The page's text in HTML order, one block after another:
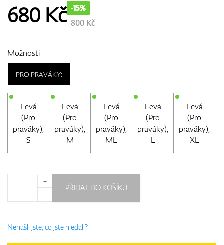
680 Kč -15%
800 Kč
Možnosti
PRO PRAVÁKY:
Levá
(Pro
praváky),
S
Levá
(Pro
praváky),
M
Levá
(Pro
praváky),
ML
Levá
(Pro
praváky),
L
Levá
(Pro
praváky),
XL
+
-
PŘIDAT DO KOŠÍKU
Nenašli jste, co jste hledali?